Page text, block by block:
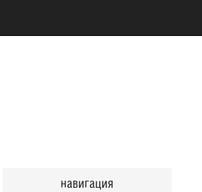
навигация